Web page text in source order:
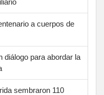
a cuerpos de
diálogo para abordar la
sembraron 110